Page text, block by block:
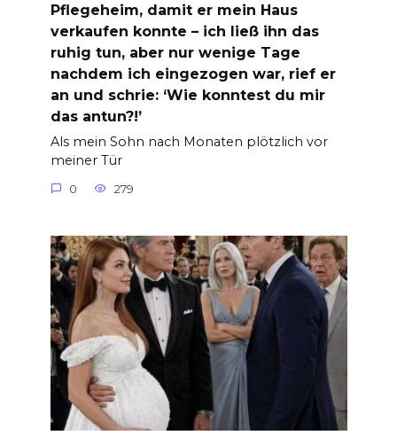
Pflegeheim, damit er mein Haus
verkaufen konnte – ich ließ ihn das
ruhig tun, aber nur wenige Tage
nachdem ich eingezogen war, rief er
an und schrie: ‘Wie konntest du mir
das antun?!’
Als mein Sohn nach Monaten plötzlich vor
meiner Tür
0 279